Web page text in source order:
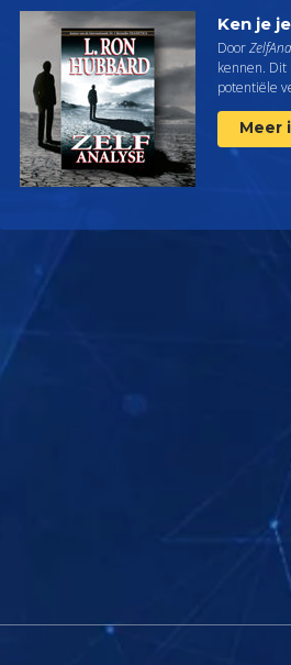
Ken je
Door
kennen. Dit
potentiële
Meer